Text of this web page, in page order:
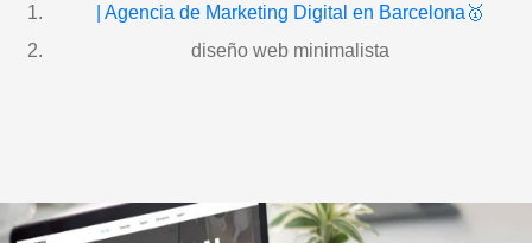
| Agencia de Marketing Digital en Barcelona🥇
diseño web minimalista